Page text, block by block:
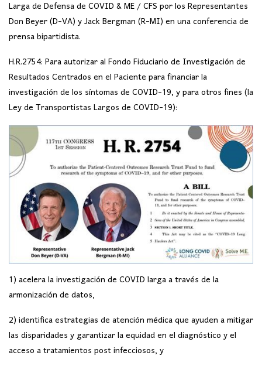
Larga de Defensa de COVID & ME / CFS por los Representantes
Don Beyer (D-VA) y Jack Bergman (R-MI) en una conferencia de
prensa bipartidista.
H.R.2754: Para autorizar al Fondo Fiduciario de Investigación de
Resultados Centrados en el Paciente para financiar la
investigación de los síntomas de COVID-19, y para otros fines (la
Ley de Transportistas Largos de COVID-19):
1) acelera la investigación de COVID larga a través de la
armonización de datos,
2) identifica estrategias de atención médica que ayuden a mitigar
las disparidades y garantizar la equidad en el diagnóstico y el
acceso a tratamientos post infecciosos, y